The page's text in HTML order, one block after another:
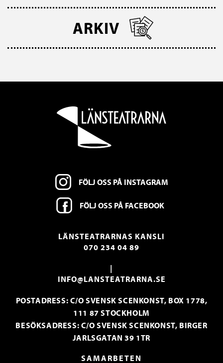
ARKIV
FÖLJ OSS PÅ INSTAGRAM
FÖLJ OSS PÅ FACEBOOK
LÄNSTEATRARNAS KANSLI
070 234 04 89
|
INFO@LANSTEATRARNA.SE
POSTADRESS: C/O SVENSK SCENKONST, BOX 1778,
111 87 STOCKHOLM
BESÖKSADRESS: C/O SVENSK SCENKONST, BIRGER
JARLSGATAN 39 1TR
SAMARBETEN